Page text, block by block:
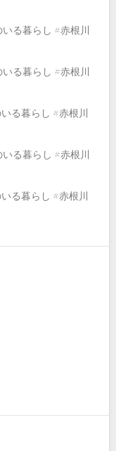
る暮らし #赤根川
る暮らし #赤根川
る暮らし #赤根川
る暮らし #赤根川
る暮らし #赤根川